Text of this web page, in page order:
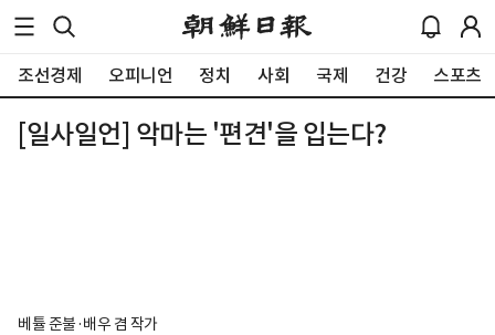
조선경제 오피니언 정치 사회 국제 건강 스포츠
[일사일언] 악마는 '편견'을 입는다?
베튤 준불·배우 겸 작가